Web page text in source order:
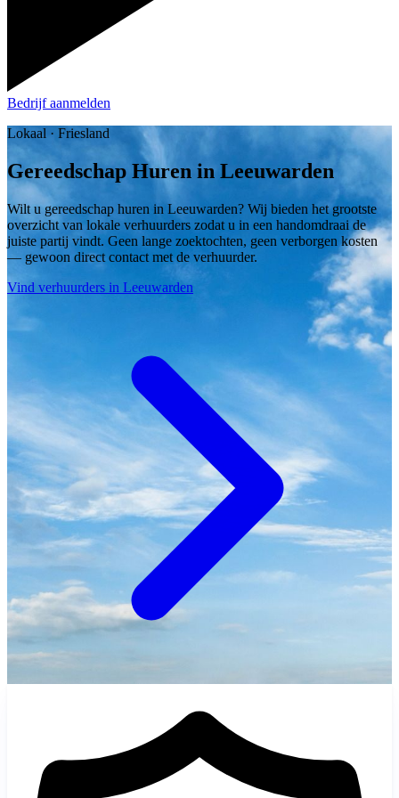
Bedrijf aanmelden
Lokaal · Friesland
Gereedschap Huren in Leeuwarden
Wilt u gereedschap huren in Leeuwarden? Wij bieden het grootste
overzicht van lokale verhuurders zodat u in een handomdraai de
juiste partij vindt. Geen lange zoektochten, geen verborgen kosten
— gewoon direct contact met de verhuurder.
Vind verhuurders in Leeuwarden